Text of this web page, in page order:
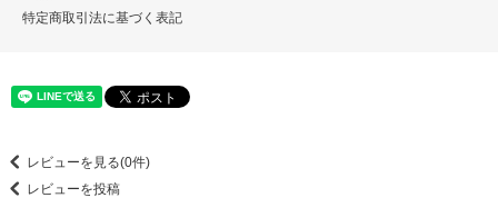
特定商取引法に基づく表記
レビューを見る(0件)
レビューを投稿